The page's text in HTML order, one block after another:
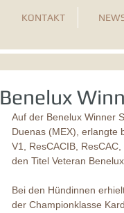
KONTAKT
Benelux
Auf der Benelux Winner
Duenas (MEX), erlangte
V1, ResCACIB,
den Titel Veteran
Bei den Hündinnen
der Championklasse